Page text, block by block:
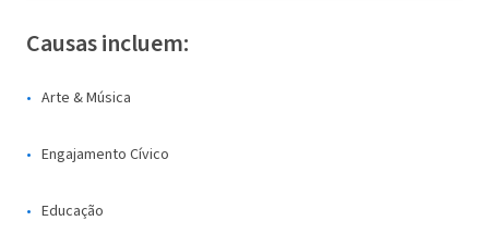
Causas incluem:
Arte & Música
Engajamento Cívico
Educação